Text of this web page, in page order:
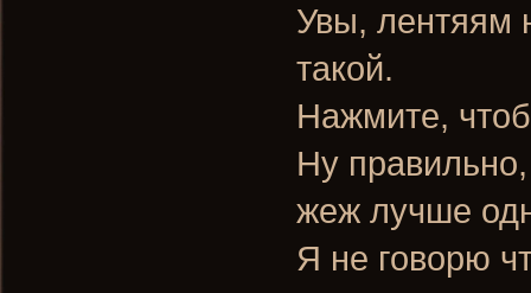
Увы, лентяям
такой.
Нажмите,
Ну
жеж лучше
Я не говорю